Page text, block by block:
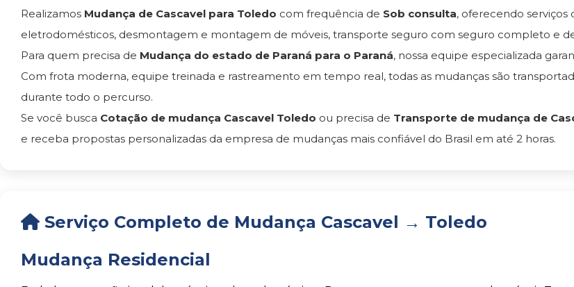
Realizamos Mudança de Cascavel para Toledo com frequência de Sob consulta, oferecendo
eletrodomésticos, desmontagem e montagem de móveis, transporte seguro com seguro completo e
Para quem precisa de Mudança do estado de Paraná para o Paraná, nossa equipe especializada
Com frota moderna, equipe treinada e rastreamento em tempo real, todas as mudanças são
durante todo o percurso.
Se você busca Cotação de mudança Cascavel Toledo ou precisa de Transporte de mudança de
e receba propostas personalizadas da empresa de mudanças mais confiável do Brasil em até 2 horas.
Serviço Completo de Mudança Cascavel → Toledo
Mudança Residencial